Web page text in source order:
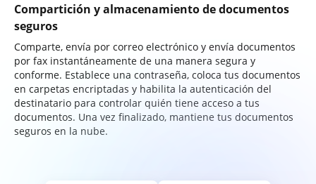
Compartición y almacenamiento de documentos
seguros
Comparte, envía por correo electrónico y envía documentos
por fax instantáneamente de una manera segura y
conforme. Establece una contraseña, coloca tus documentos
en carpetas encriptadas y habilita la autenticación del
destinatario para controlar quién tiene acceso a tus
documentos. Una vez finalizado, mantiene tus documentos
seguros en la nube.